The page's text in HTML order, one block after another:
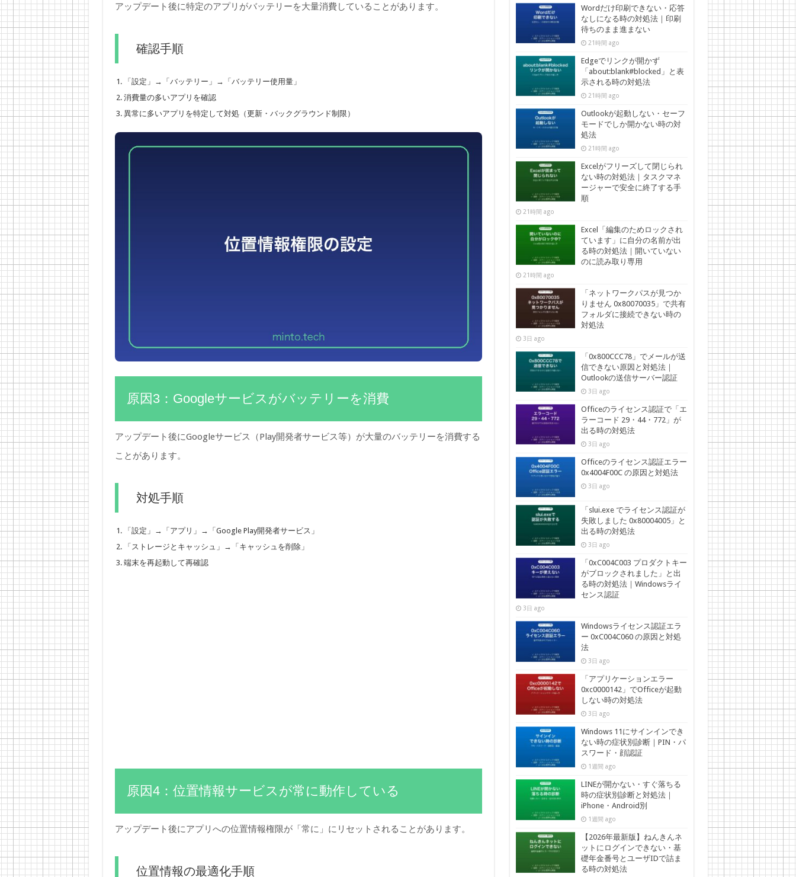
アップデート後に特定のアプリがバッテリーを大量消費していることがあります。
確認手順
「設定」→「バッテリー」→「バッテリー使用量」
消費量の多いアプリを確認
異常に多いアプリを特定して対処（更新・バックグラウンド制限）
原因3：Googleサービスがバッテリーを消費
アップデート後にGoogleサービス（Play開発者サービス等）が大量のバッテリーを消費する
ことがあります。
対処手順
「設定」→「アプリ」→「Google Play開発者サービス」
「ストレージとキャッシュ」→「キャッシュを削除」
端末を再起動して再確認
原因4：位置情報サービスが常に動作している
アップデート後にアプリへの位置情報権限が「常に」にリセットされることがあります。
位置情報の最適化手順
Wordだけ印刷できない・応答
なしになる時の対処法｜印刷
待ちのまま進まない
21時間 ago
Edgeでリンクが開かず
「about:blank#blocked」と表
示される時の対処法
21時間 ago
Outlookが起動しない・セーフ
モードでしか開かない時の対
処法
21時間 ago
Excelがフリーズして閉じられ
ない時の対処法｜タスクマネ
ージャーで安全に終了する手
順
21時間 ago
Excel「編集のためロックされ
ています」に自分の名前が出
る時の対処法｜開いていない
のに読み取り専用
21時間 ago
「ネットワークパスが見つか
りません 0x80070035」で共有
フォルダに接続できない時の
対処法
3日 ago
「0x800CCC78」でメールが送
信できない原因と対処法｜
Outlookの送信サーバー認証
3日 ago
Officeのライセンス認証で「エ
ラーコード 29・44・772」が
出る時の対処法
3日 ago
Officeのライセンス認証エラー
0x4004F00C の原因と対処法
3日 ago
「slui.exe でライセンス認証が
失敗しました 0x80004005」と
出る時の対処法
3日 ago
「0xC004C003 プロダクトキー
がブロックされました」と出
る時の対処法｜Windowsライ
センス認証
3日 ago
Windowsライセンス認証エラ
ー 0xC004C060 の原因と対処
法
3日 ago
「アプリケーションエラー
0xc0000142」でOfficeが起動
しない時の対処法
3日 ago
Windows 11にサインインでき
ない時の症状別診断｜PIN・パ
スワード・顔認証
1週間 ago
LINEが開かない・すぐ落ちる
時の症状別診断と対処法｜
iPhone・Android別
1週間 ago
【2026年最新版】ねんきんネ
ットにログインできない・基
礎年金番号とユーザIDで詰ま
る時の対処法